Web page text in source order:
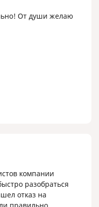
От души желаю
компании
разобраться
отказ на